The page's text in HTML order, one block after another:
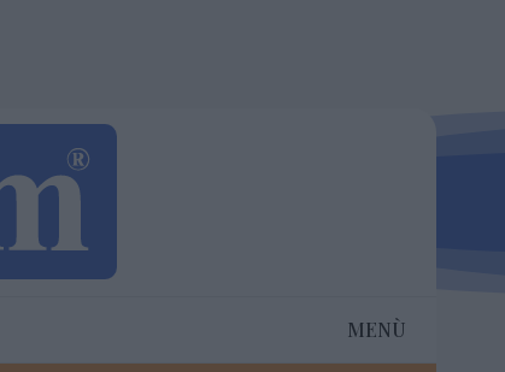
MENÙ